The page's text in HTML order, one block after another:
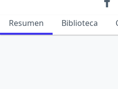
Resumen Biblioteca